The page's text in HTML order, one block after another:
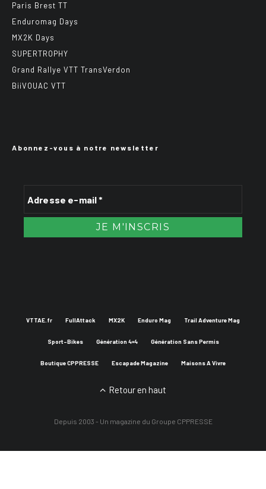
Paris Brest TT
Enduromag Days
MX2K Days
SUPERTROPHY
Grand Rallye VTT TransVerdon
BiiVOUAC VTT
Abonnez-vous à notre newsletter
VTTAE.fr FullAttack MX2K Enduro Mag Trail Adventure Mag
Sport-Bikes Génération 4×4 Génération Sans Permis
Boutique CPPRESSE Escapade Magazine Maisons A Vivre
Retour en haut
Depuis 2003 - Un magazine du Groupe CPPRESSE